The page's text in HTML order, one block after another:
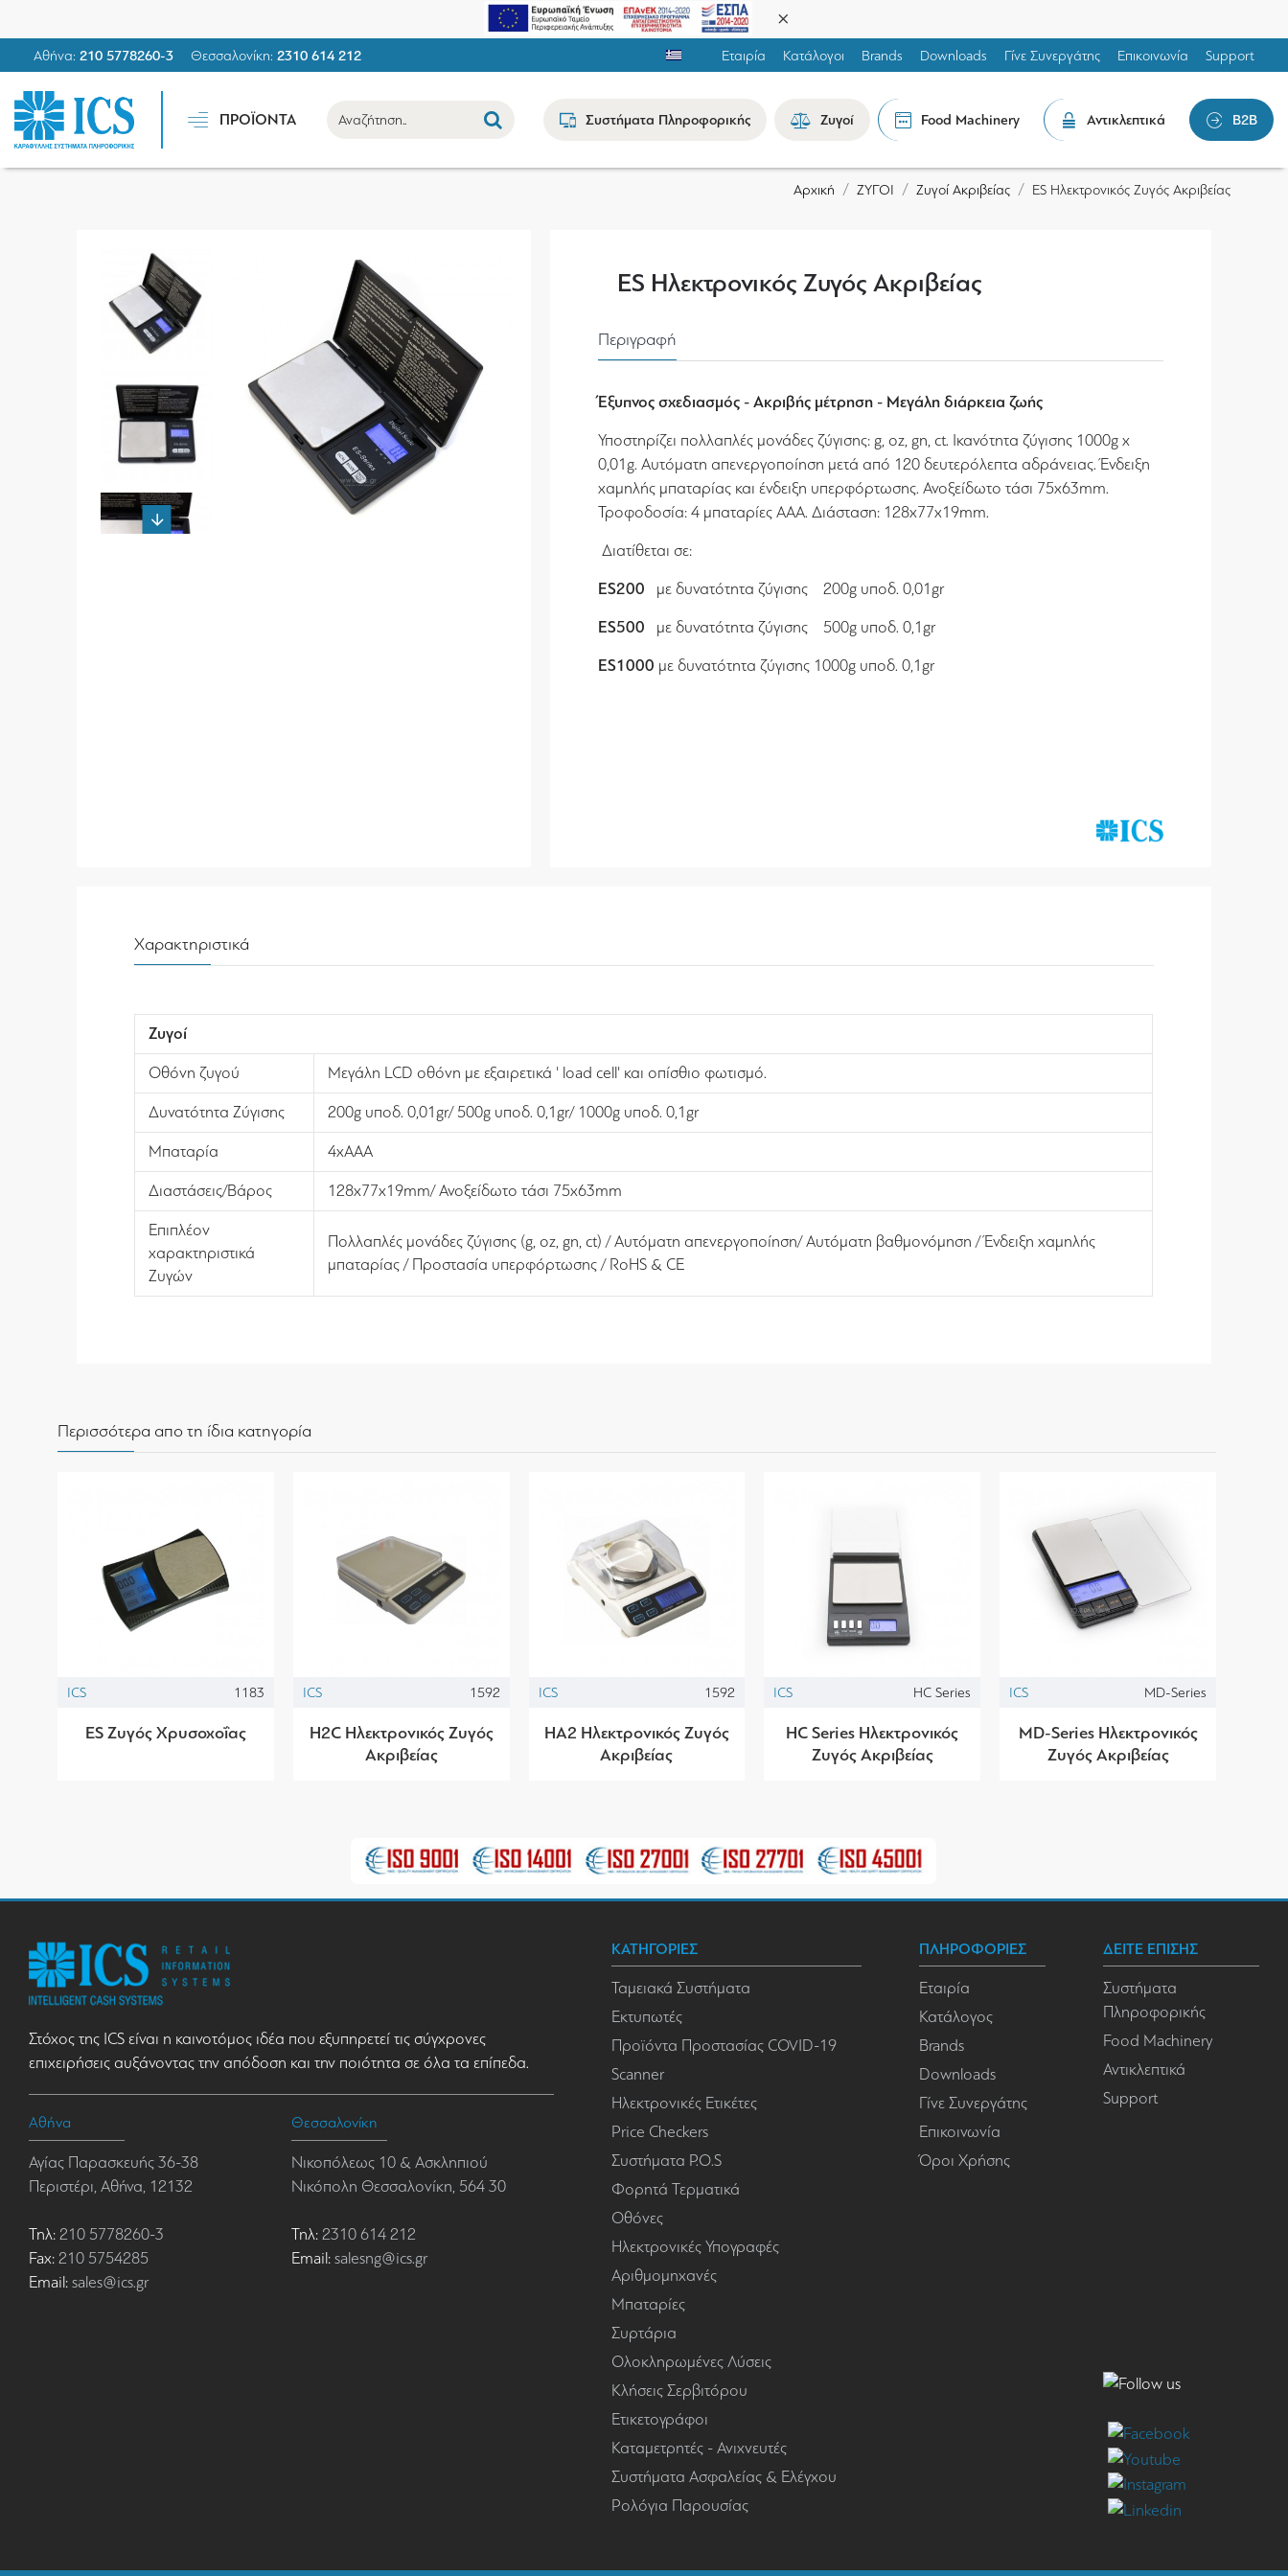
Αθήνα: 210 5778260-3 Θεσσαλονίκη: 2310 614 212 Εταιρία Κατάλογοι Brands Downloads Γίνε Συνεργάτης Επικοινωνία Support
ΠΡΟΪΟΝΤΑ Συστήματα Πληροφορικής Ζυγοί Food Machinery Αντικλεπτικά B2B
Αρχική ΖΥΓΟΙ Ζυγοί Ακριβείας ES Ηλεκτρονικός Ζυγός Ακριβείας
ES Ηλεκτρονικός Ζυγός Ακριβείας
Περιγραφή
Έξυπνος σχεδιασμός - Ακριβής μέτρηση - Μεγάλη διάρκεια ζωής
Υποστηρίζει πολλαπλές μονάδες ζύγισης: g, oz, gn, ct. Ικανότητα ζύγισης 1000g x
0,01g. Αυτόματη απενεργοποίηση μετά από 120 δευτερόλεπτα αδράνειας. Ένδειξη
χαμηλής μπαταρίας και ένδειξη υπερφόρτωσης. Ανοξείδωτο τάσι 75x63mm.
Τροφοδοσία: 4 μπαταρίες AAA. Διάσταση: 128x77x19mm.
Διατίθεται σε:
ES200 με δυνατότητα ζύγισης 200g υποδ. 0,01gr
ES500 με δυνατότητα ζύγισης 500g υποδ. 0,1gr
ES1000 με δυνατότητα ζύγισης 1000g υποδ. 0,1gr
Χαρακτηριστικά
Ζυγοί
Οθόνη ζυγού Μεγάλη LCD οθόνη με εξαιρετικά ' load cell' και οπίσθιο φωτισμό.
Δυνατότητα Ζύγισης 200g υποδ. 0,01gr/ 500g υποδ. 0,1gr/ 1000g υποδ. 0,1gr
Μπαταρία 4xAAA
Διαστάσεις/Βάρος 128x77x19mm/ Ανοξείδωτο τάσι 75x63mm
Επιπλέον
χαρακτηριστικά
Ζυγών
Πολλαπλές μονάδες ζύγισης (g, oz, gn, ct) / Αυτόματη απενεργοποίηση/ Αυτόματη βαθμονόμηση / Ένδειξη χαμηλής
μπαταρίας / Προστασία υπερφόρτωσης / RoHS & CE
Περισσότερα απο τη ίδια κατηγορία
ICS 1183
ES Ζυγός Χρυσοχοΐας
ICS 1592
H2C Ηλεκτρονικός Ζυγός
Ακριβείας
ICS 1592
HA2 Ηλεκτρονικός Ζυγός
Ακριβείας
ICS HC Series
HC Series Ηλεκτρονικός
Ζυγός Ακριβείας
ICS MD-Series
MD-Series Ηλεκτρονικός
Ζυγός Ακριβείας
Στόχος της ICS είναι η καινοτόμος ιδέα που εξυπηρετεί τις σύγχρονες
επιχειρήσεις αυξάνοντας την απόδοση και την ποιότητα σε όλα τα επίπεδα.
Αθήνα
Αγίας Παρασκευής 36-38
Περιστέρι, Αθήνα, 12132
Τηλ: 210 5778260-3
Fax: 210 5754285
Email: sales@ics.gr
Θεσσαλονίκη
Νικοπόλεως 10 & Ασκληπιού
Νικόπολη Θεσσαλονίκη, 564 30
Τηλ: 2310 614 212
Email: salesng@ics.gr
ΚΑΤΗΓΟΡΙΕΣ
Ταμειακά Συστήματα
Εκτυπωτές
Προϊόντα Προστασίας COVID-19
Scanner
Ηλεκτρονικές Ετικέτες
Price Checkers
Συστήματα P.O.S
Φορητά Τερματικά
Οθόνες
Ηλεκτρονικές Υπογραφές
Αριθμομηχανές
Μπαταρίες
Συρτάρια
Ολοκληρωμένες Λύσεις
Κλήσεις Σερβιτόρου
Ετικετογράφοι
Καταμετρητές - Ανιχνευτές
Συστήματα Ασφαλείας & Ελέγχου
Ρολόγια Παρουσίας
ΠΛΗΡΟΦΟΡΙΕΣ
Εταιρία
Κατάλογος
Brands
Downloads
Γίνε Συνεργάτης
Επικοινωνία
Όροι Χρήσης
ΔΕΙΤΕ ΕΠΙΣΗΣ
Συστήματα
Πληροφορικής
Food Machinery
Αντικλεπτικά
Support